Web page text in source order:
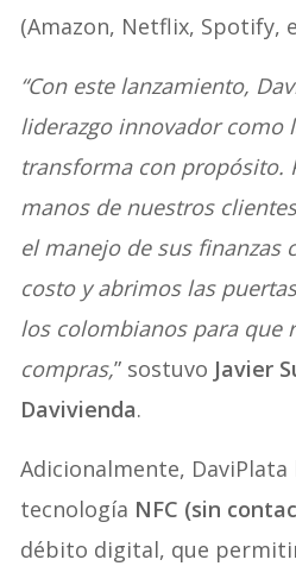
(Amazon, Netflix, Spotify,
“Con este lanzamiento,
liderazgo innovador como
transforma con propósito.
manos de nuestros
el manejo de sus finanzas
costo y abrimos las
los colombianos para que
compras,” sostuvo Javier
Davivienda.
Adicionalmente,
tecnología NFC (sin
débito digital, que